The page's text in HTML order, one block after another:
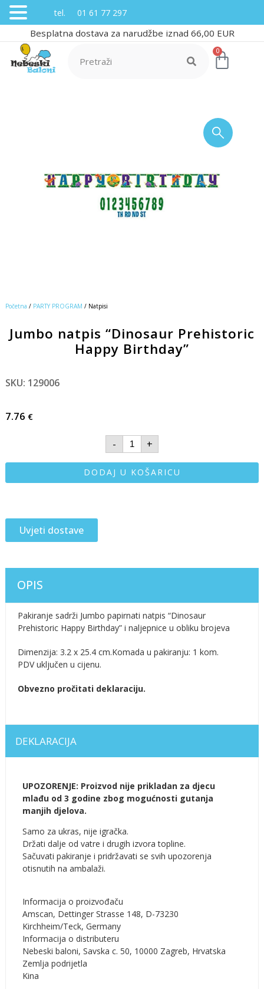
Besplatna dostava za narudžbe iznad 66,00 EUR
0
Početna / PARTY PROGRAM / Natpisi
Jumbo natpis “Dinosaur Prehistoric
Happy Birthday”
SKU: 129006
7.76 €
- +
DODAJ U KOŠARICU
Uvjeti dostave
OPIS
Pakiranje sadrži Jumbo papirnati natpis “Dinosaur
Prehistoric Happy Birthday” i naljepnice u obliku brojeva
Dimenzija: 3.2 x 25.4 cm.Komada u pakiranju: 1 kom.
PDV uključen u cijenu.
Obvezno pročitati deklaraciju.
DEKLARACIJA
UPOZORENJE: Proizvod nije prikladan za djecu
mlađu od 3 godine zbog mogućnosti gutanja
manjih djelova.
Samo za ukras, nije igračka.
Držati dalje od vatre i drugih izvora topline.
Sačuvati pakiranje i pridržavati se svih upozorenja
otisnutih na ambalaži.
Informacija o proizvođaču
Amscan, Dettinger Strasse 148, D-73230
Kirchheim/Teck, Germany
Informacija o distributeru
Nebeski baloni, Savska c. 50, 10000 Zagreb, Hrvatska
Zemlja podrijetla
Kina
tel. 01 61 77 297